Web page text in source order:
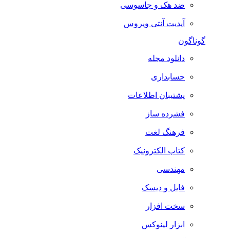
ضد هک و جاسوسی
آپدیت آنتی ویروس
گوناگون
دانلود مجله
حسابداری
پشتیبان اطلاعات
فشرده ساز
فرهنگ لغت
کتاب الکترونیک
مهندسی
فایل و دیسک
سخت افزار
ابزار لینوکس